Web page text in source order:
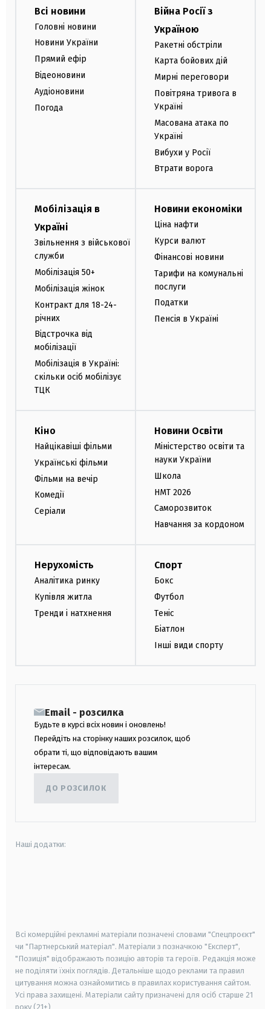
Всі новини
Головні новини
Новини України
Прямий ефір
Відеоновини
Аудіоновини
Погода
Війна Росії з
Україною
Ракетні обстріли
Карта бойових дій
Мирні переговори
Повітряна тривога в
Україні
Масована атака по
Україні
Вибухи у Росії
Втрати ворога
Мобілізація в
Україні
Звільнення з військової
служби
Мобілізація 50+
Мобілізація жінок
Контракт для 18-24-
річних
Відстрочка від
мобілізації
Мобілізація в Україні:
скільки осіб мобілізує
ТЦК
Новини економіки
Ціна нафти
Курси валют
Фінансові новини
Тарифи на комунальні
послуги
Податки
Пенсія в Україні
Кіно
Найцікавіші фільми
Українські фільми
Фільми на вечір
Комедії
Серіали
Новини Освіти
Міністерство освіти та
науки України
Школа
НМТ 2026
Саморозвиток
Навчання за кордоном
Нерухомість
Аналітика ринку
Купівля житла
Тренди і натхнення
Спорт
Бокс
Футбол
Теніс
Біатлон
Інші види спорту
Email - розсилка
Будьте в курсі всіх новин і оновлень!
Перейдіть на сторінку наших розсилок, щоб
обрати ті, що відповідають вашим
інтересам.
ДО РОЗСИЛОК
Наші додатки:
Всі комерційні рекламні матеріали позначені словами "Спецпроєкт"
чи "Партнерський матеріал". Матеріали з позначкою "Експерт",
"Позиція" відображають позицію авторів та героїв. Редакція може
не поділяти їхніх поглядів. Детальніше щодо реклами та правил
цитування можна ознайомитись в правилах користування сайтом.
Усі права захищені. Матеріали сайту призначені для осіб старше 21
року (21+)